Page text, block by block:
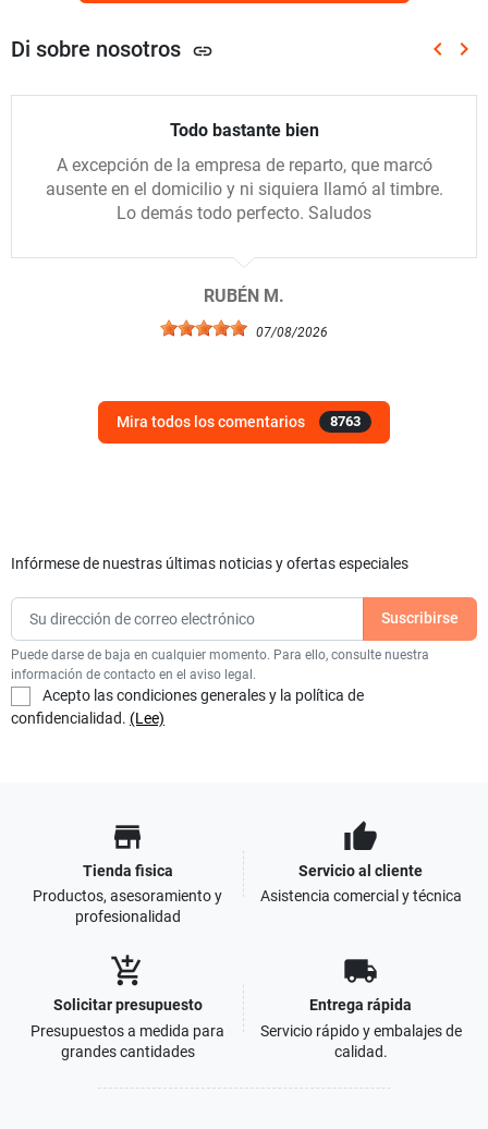
Di sobre nosotros link keyboard_arrow_left keyboard_arrow_right
Todo bastante bien
A excepción de la empresa de reparto, que marcó
ausente en el domicilio y ni siquiera llamó al timbre.
Lo demás todo perfecto. Saludos
RUBÉN M.
07/08/2026
Mira todos los comentarios 8763
Infórmese de nuestras últimas noticias y ofertas especiales
Puede darse de baja en cualquier momento. Para ello, consulte nuestra
información de contacto en el aviso legal.
Acepto las condiciones generales y la política de
confidencialidad. (Lee)
store
Tienda fisica
Productos, asesoramiento y
profesionalidad
thumb_up
Servicio al cliente
Asistencia comercial y técnica
add_shopping_cart
Solicitar presupuesto
Presupuestos a medida para
grandes cantidades
local_shipping
Entrega rápida
Servicio rápido y embalajes de
calidad.